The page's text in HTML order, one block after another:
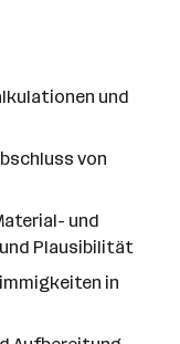
und
von
und
Plausibilität
in